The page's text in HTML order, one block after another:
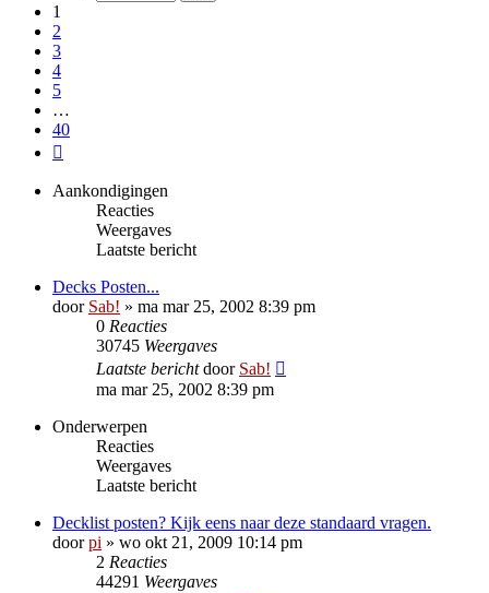
1
2
3
4
5
…
40
Aankondigingen
Reacties
Weergaves
Laatste bericht
Decks Posten...
door Sab! » ma mar 25, 2002 8:39 pm
0 Reacties
30745 Weergaves
Laatste berichtdoor Sab!
ma mar 25, 2002 8:39 pm
Onderwerpen
Reacties
Weergaves
Laatste bericht
Decklist posten? Kijk eens naar deze standaard vragen.
doorpi » wo okt 21, 2009 10:14 pm
2 Reacties
44291 Weergaves